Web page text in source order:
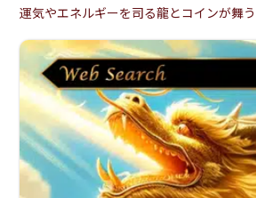
運気やエネルギーを司る龍とコインが舞